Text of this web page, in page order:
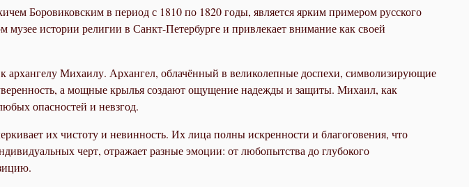
Боровиковским в период с 1810 по 1820 годы, является ярким примером русского
истории религии в Санкт-Петербурге и привлекает внимание как своей
архангелу Михаилу. Архангел, облачённый в великолепные доспехи, символизирующие
а мощные крылья создают ощущение надежды и защиты. Михаил, как
опасностей и невзгод.
их чистоту и невинность. Их лица полны искренности и благоговения, что
черт, отражает разные эмоции: от любопытства до глубокого